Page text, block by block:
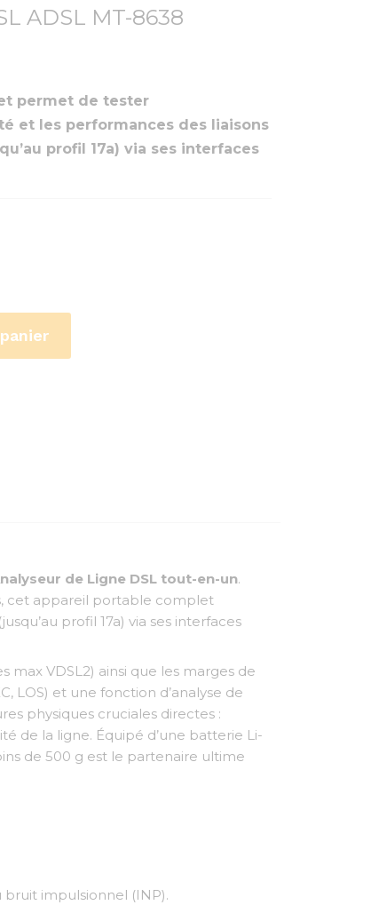
ADSL MT-8638
permet de tester
et les performances des liaisons
profil 17a) via ses interfaces
de Ligne DSL tout-en-un.
cet appareil portable complet
profil 17a) via ses interfaces
max VDSL2) ainsi que les marges de
LOS) et une fonction d’analyse de
physiques cruciales directes :
de la ligne. Équipé d’une batterie Li-
de 500 g est le partenaire ultime
impulsionnel (INP).